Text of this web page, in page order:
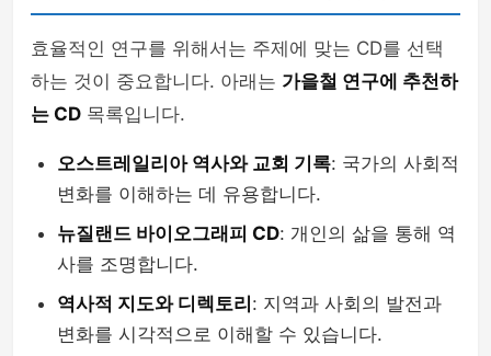
효율적인 연구를 위해서는 주제에 맞는 CD를 선택
하는 것이 중요합니다. 아래는 가을철 연구에 추천하
는 CD 목록입니다.
오스트레일리아 역사와 교회 기록: 국가의 사회적
변화를 이해하는 데 유용합니다.
뉴질랜드 바이오그래피 CD: 개인의 삶을 통해 역
사를 조명합니다.
역사적 지도와 디렉토리 : 지역과 사회의 발전과
변화를 시각적으로 이해할 수 있습니다.